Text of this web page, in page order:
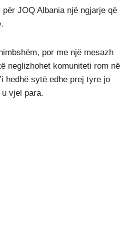
JOQ Albania një ngjarje që
por me një mesazh
neglizhohet komuniteti rom në
hedhë sytë edhe prej tyre jo
vjel para.